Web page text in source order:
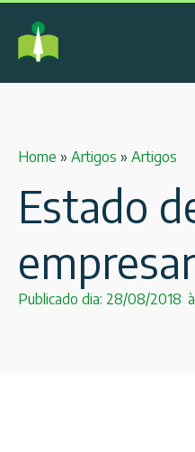
Home » Artigos » Artigos
Estado
Publicado dia: 28/08/2018